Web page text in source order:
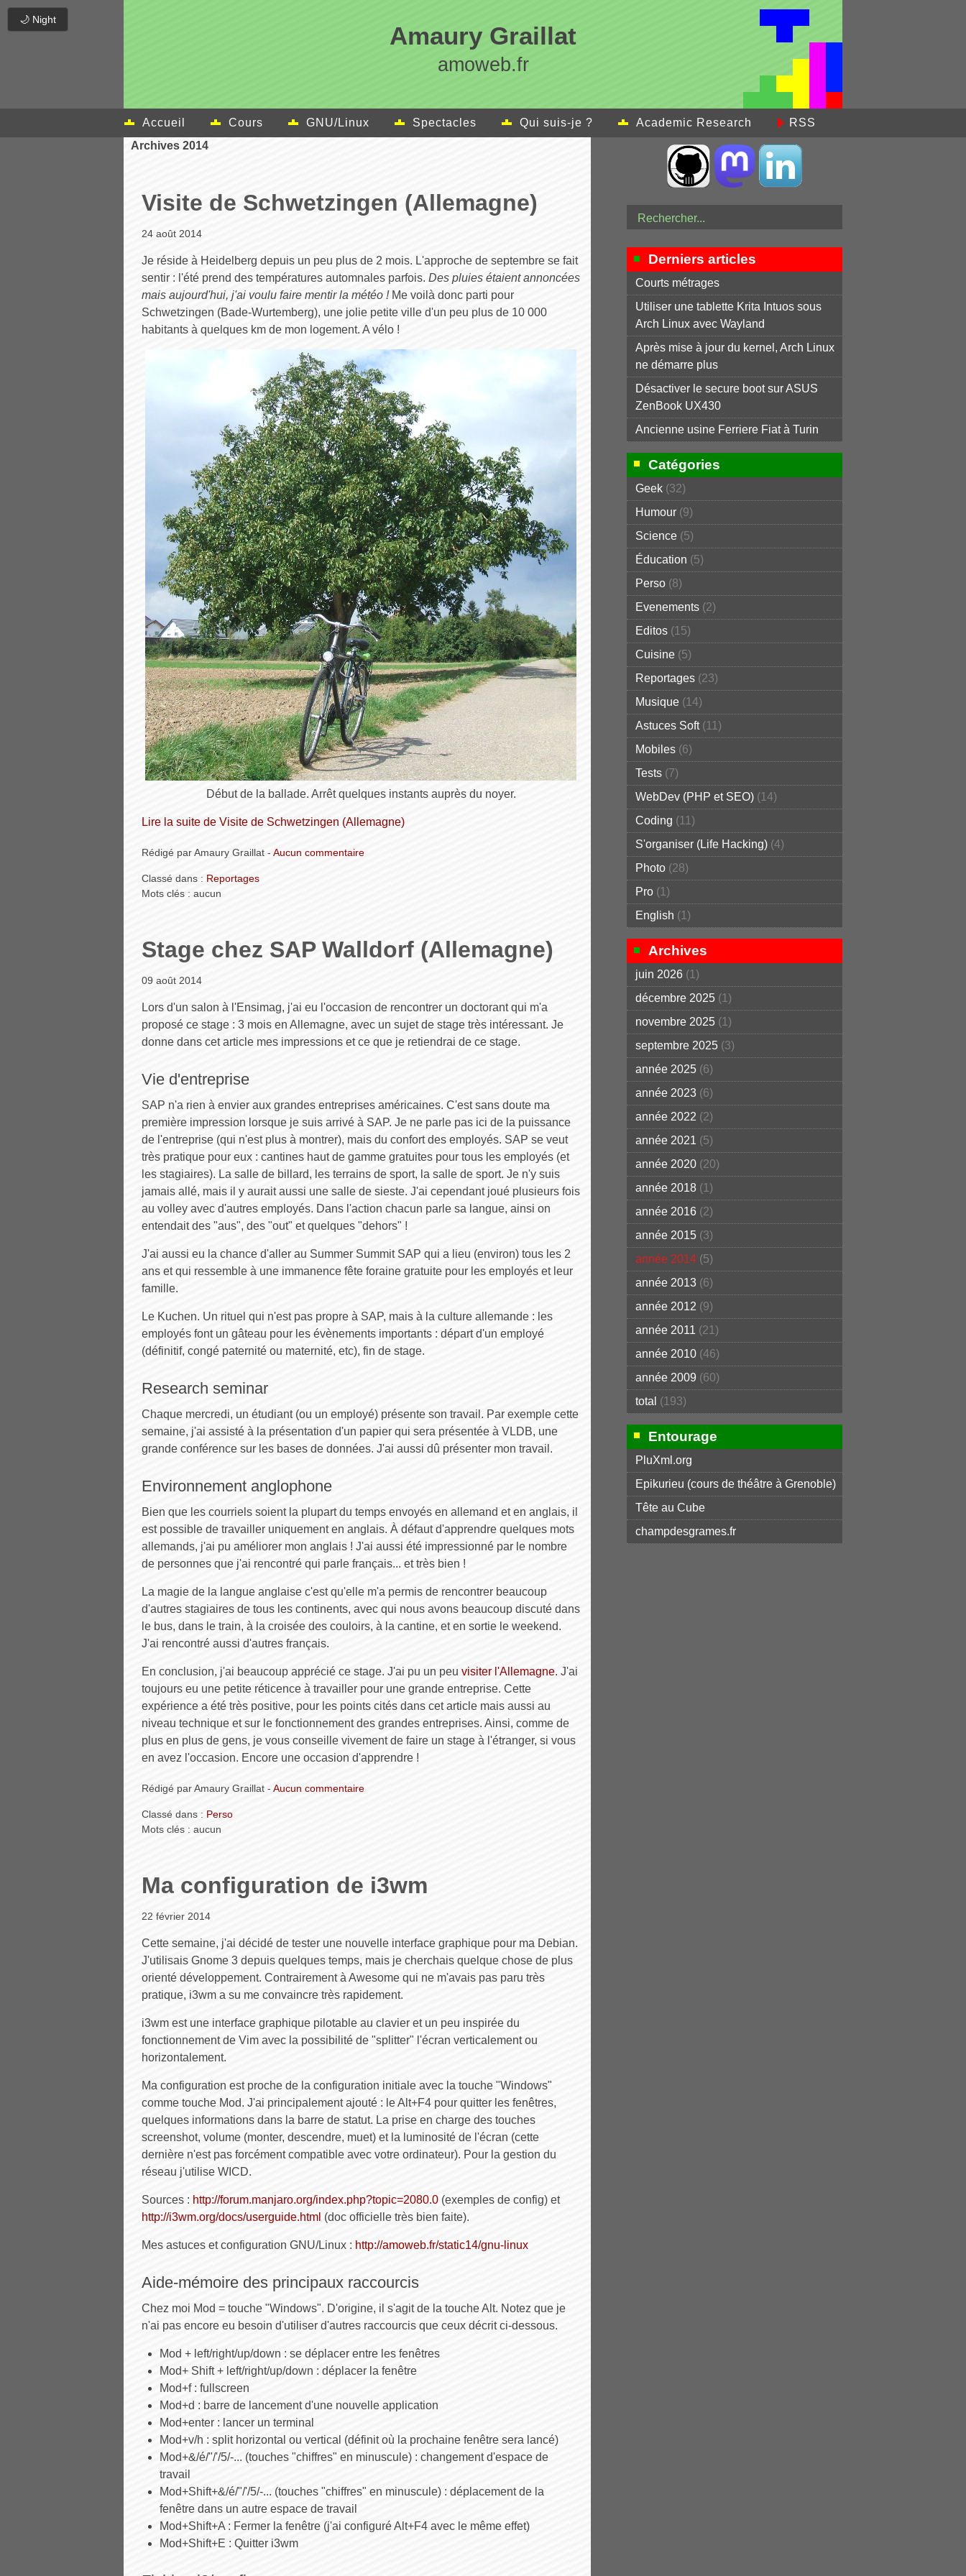
🌙 Night
Amaury Graillat
amoweb.fr
Accueil Cours GNU/Linux Spectacles Qui suis-je ? Academic Research
RSS
Archives 2014
Visite de Schwetzingen (Allemagne)
24 août 2014
Je réside à Heidelberg depuis un peu plus de 2 mois. L'approche de septembre se fait
sentir : l'été prend des températures automnales parfois. Des pluies étaient annoncées
mais aujourd'hui, j'ai voulu faire mentir la météo !Me voilà donc parti pour
Schwetzingen (Bade-Wurtemberg), une jolie petite ville d'un peu plus de 10 000
habitants à quelques km de mon logement. A vélo !
Début de la ballade. Arrêt quelques instants auprès du noyer.
Lire la suite de Visite de Schwetzingen (Allemagne)
Rédigé par Amaury Graillat - Aucun commentaire
Classé dans : Reportages
Mots clés : aucun
Stage chez SAP Walldorf (Allemagne)
09 août 2014
Lors d'un salon à l'Ensimag, j'ai eu l'occasion de rencontrer un doctorant qui m'a
proposé ce stage : 3 mois en Allemagne, avec un sujet de stage très intéressant. Je
donne dans cet article mes impressions et ce que je retiendrai de ce stage.
Vie d'entreprise
SAP n'a rien à envier aux grandes entreprises américaines. C'est sans doute ma
première impression lorsque je suis arrivé à SAP. Je ne parle pas ici de la puissance
de l'entreprise (qui n'est plus à montrer), mais du confort des employés. SAP se veut
très pratique pour eux : cantines haut de gamme gratuites pour tous les employés (et
les stagiaires). La salle de billard, les terrains de sport, la salle de sport. Je n'y suis
jamais allé, mais il y aurait aussi une salle de sieste. J'ai cependant joué plusieurs fois
au volley avec d'autres employés. Dans l'action chacun parle sa langue, ainsi on
entendait des "aus", des "out" et quelques "dehors" !
J'ai aussi eu la chance d'aller au Summer Summit SAP qui a lieu (environ) tous les 2
ans et qui ressemble à une immanence fête foraine gratuite pour les employés et leur
famille.
Le Kuchen. Un rituel qui n'est pas propre à SAP, mais à la culture allemande : les
employés font un gâteau pour les évènements importants : départ d'un employé
(définitif, congé paternité ou maternité, etc), fin de stage.
Research seminar
Chaque mercredi, un étudiant (ou un employé) présente son travail. Par exemple cette
semaine, j'ai assisté à la présentation d'un papier qui sera présentée à VLDB, une
grande conférence sur les bases de données. J'ai aussi dû présenter mon travail.
Environnement anglophone
Bien que les courriels soient la plupart du temps envoyés en allemand et en anglais, il
est possible de travailler uniquement en anglais. À défaut d'apprendre quelques mots
allemands, j'ai pu améliorer mon anglais ! J'ai aussi été impressionné par le nombre
de personnes que j'ai rencontré qui parle français... et très bien !
La magie de la langue anglaise c'est qu'elle m'a permis de rencontrer beaucoup
d'autres stagiaires de tous les continents, avec qui nous avons beaucoup discuté dans
le bus, dans le train, à la croisée des couloirs, à la cantine, et en sortie le weekend.
J'ai rencontré aussi d'autres français.
En conclusion, j'ai beaucoup apprécié ce stage. J'ai pu un peu visiter l'Allemagne. J'ai
toujours eu une petite réticence à travailler pour une grande entreprise. Cette
expérience a été très positive, pour les points cités dans cet article mais aussi au
niveau technique et sur le fonctionnement des grandes entreprises. Ainsi, comme de
plus en plus de gens, je vous conseille vivement de faire un stage à l'étranger, si vous
en avez l'occasion. Encore une occasion d'apprendre !
Rédigé par Amaury Graillat - Aucun commentaire
Classé dans : Perso
Mots clés : aucun
Ma configuration de i3wm
22 février 2014
Cette semaine, j'ai décidé de tester une nouvelle interface graphique pour ma Debian.
J'utilisais Gnome 3 depuis quelques temps, mais je cherchais quelque chose de plus
orienté développement. Contrairement à Awesome qui ne m'avais pas paru très
pratique, i3wm a su me convaincre très rapidement.
i3wm est une interface graphique pilotable au clavier et un peu inspirée du
fonctionnement de Vim avec la possibilité de "splitter" l'écran verticalement ou
horizontalement.
Ma configuration est proche de la configuration initiale avec la touche "Windows"
comme touche Mod. J'ai principalement ajouté : le Alt+F4 pour quitter les fenêtres,
quelques informations dans la barre de statut. La prise en charge des touches
screenshot, volume (monter, descendre, muet) et la luminosité de l'écran (cette
dernière n'est pas forcément compatible avec votre ordinateur). Pour la gestion du
réseau j'utilise WICD.
Sources : http://forum.manjaro.org/index.php?topic=2080.0 (exemples de config) et
http://i3wm.org/docs/userguide.html (doc officielle très bien faite).
Mes astuces et configuration GNU/Linux : http://amoweb.fr/static14/gnu-linux
Aide-mémoire des principaux raccourcis
Chez moi Mod = touche "Windows". D'origine, il s'agit de la touche Alt. Notez que je
n'ai pas encore eu besoin d'utiliser d'autres raccourcis que ceux décrit ci-dessous.
Mod + left/right/up/down : se déplacer entre les fenêtres
Mod+ Shift + left/right/up/down : déplacer la fenêtre
Mod+f : fullscreen
Mod+d : barre de lancement d'une nouvelle application
Mod+enter : lancer un terminal
Mod+v/h : split horizontal ou vertical (définit où la prochaine fenêtre sera lancé)
Mod+&/é/"/'/5/-... (touches "chiffres" en minuscule) : changement d'espace de
travail
Mod+Shift+&/é/"/'/5/-... (touches "chiffres" en minuscule) : déplacement de la
fenêtre dans un autre espace de travail
Mod+Shift+A : Fermer la fenêtre (j'ai configuré Alt+F4 avec le même effet)
Mod+Shift+E : Quitter i3wm
Derniers articles
Courts métrages
Utiliser une tablette Krita Intuos sous
Arch Linux avec Wayland
Après mise à jour du kernel, Arch Linux
ne démarre plus
Désactiver le secure boot sur ASUS
ZenBook UX430
Ancienne usine Ferriere Fiat à Turin
Catégories
Geek (32)
Humour (9)
Science (5)
Éducation (5)
Perso (8)
Evenements (2)
Editos (15)
Cuisine (5)
Reportages (23)
Musique (14)
Astuces Soft(11)
Mobiles (6)
Tests (7)
WebDev (PHP et SEO) (14)
Coding (11)
S'organiser (Life Hacking) (4)
Photo (28)
Pro (1)
English (1)
Archives
juin 2026 (1)
décembre 2025 (1)
novembre 2025 (1)
septembre 2025 (3)
année 2025 (6)
année 2023 (6)
année 2022 (2)
année 2021 (5)
année 2020 (20)
année 2018 (1)
année 2016 (2)
année 2015 (3)
année 2014 (5)
année 2013 (6)
année 2012 (9)
année 2011 (21)
année 2010 (46)
année 2009 (60)
total (193)
Entourage
PluXml.org
Epikurieu (cours de théâtre à Grenoble)
Tête au Cube
champdesgrames.fr